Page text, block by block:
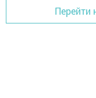
Перейти